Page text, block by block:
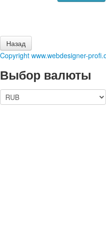
Copyright www.webdesigner-
Выбор валюты